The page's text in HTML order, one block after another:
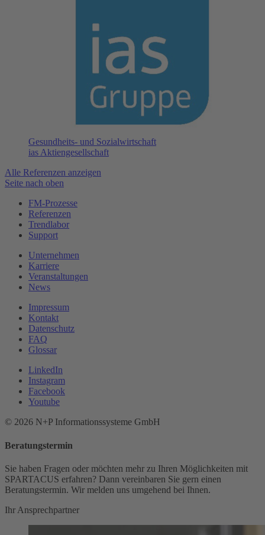
Gesundheits- und Sozialwirtschaft
ias Aktiengesellschaft
Alle Referenzen anzeigen
Seite nach oben
FM-Prozesse
Referenzen
Trendlabor
Support
Unternehmen
Karriere
Veranstaltungen
News
Impressum
Kontakt
Datenschutz
FAQ
Glossar
LinkedIn
Instagram
Facebook
Youtube
© 2026 N+P Informationssysteme GmbH
Beratungstermin
Sie haben Fragen oder möchten mehr zu Ihren Möglichkeiten mit
SPARTACUS erfahren? Dann vereinbaren Sie gern einen
Beratungstermin. Wir melden uns umgehend bei Ihnen.
Ihr Ansprechpartner